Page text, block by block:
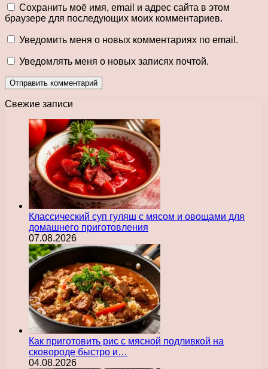
Сохранить моё имя, email и адрес сайта в этом
браузере для последующих моих комментариев.
Уведомить меня о новых комментариях по email.
Уведомлять меня о новых записях почтой.
Свежие записи
Классический суп гуляш с мясом и овощами для
домашнего приготовления
07.08.2026
Как приготовить рис с мясной подливкой на
сковороде быстро и…
04.08.2026